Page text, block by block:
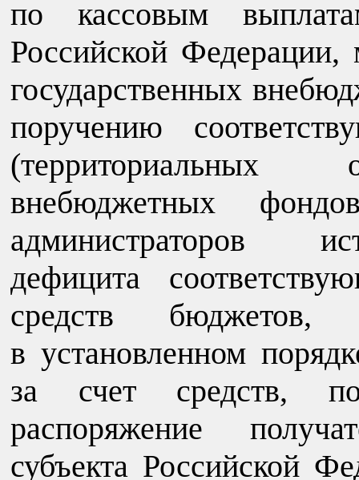
по кассовым
Российской
государственных
поручению
(территориальных
внебюджетных
администраторов
дефицита
средств
в установленном
за счет средств,
распоряжение
субъекта Российской